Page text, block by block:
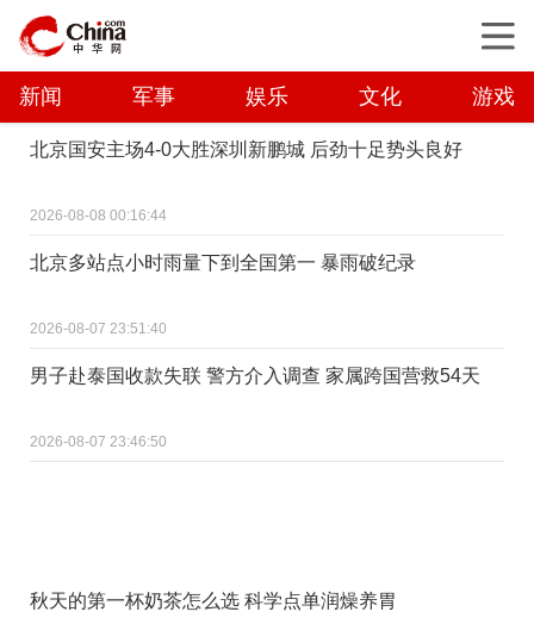
新闻 军事 娱乐 文化 游戏
北京国安主场4-0大胜深圳新鹏城 后劲十足势头良好
2026-08-08 00:16:44
北京多站点小时雨量下到全国第一 暴雨破纪录
2026-08-07 23:51:40
男子赴泰国收款失联 警方介入调查 家属跨国营救54天
2026-08-07 23:46:50
秋天的第一杯奶茶怎么选 科学点单润燥养胃